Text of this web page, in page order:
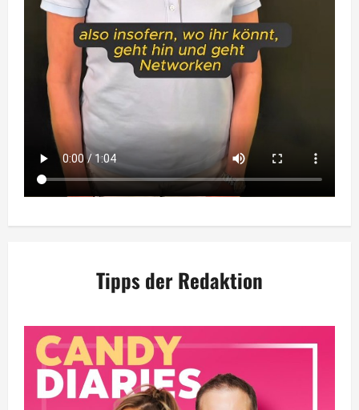
Tipps der Redaktion